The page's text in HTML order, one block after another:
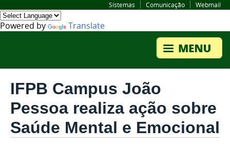
Sistemas
Comunicação Webmail
Powered by Translate
IFPB Campus João
Pessoa realiza ação sobre
Saúde Mental e Emocional